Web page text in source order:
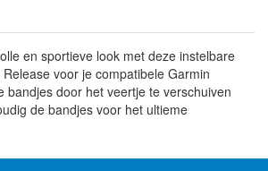
en sportieve look met deze instelbare
voor je compatibele Garmin
bandjes door het veertje te verschuiven
de bandjes voor het ultieme